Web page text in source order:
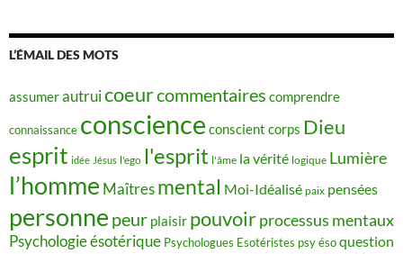
L’ÉMAIL DES MOTS
assumerautruicoeurcommentaires comprendre
connaissance conscience conscient corps Dieu
esprit idée Jésus l'ego l'esprit l'âme la vérité logique Lumière
l’homme Maîtres mental Moi-Idéalisé paix pensées
personne peur plaisir pouvoirprocessus mentaux
Psychologie ésotérique Psychologues Esotéristes psy ésoquestion